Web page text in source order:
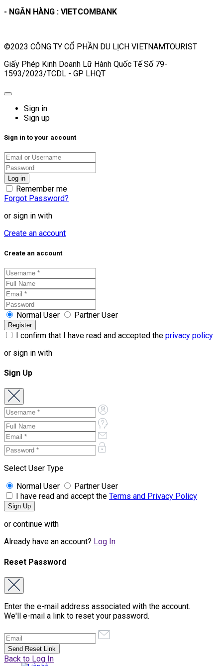
- NGÂN HÀNG : VIETCOMBANK
©2023 CÔNG TY CỔ PHẦN DU LỊCH VIETNAMTOURIST
Giấy Phép Kinh Doanh Lữ Hành Quốc Tế Số 79-
1593/2023/TCDL - GP LHQT
Sign in
Sign up
Sign in to your account
Remember me
Forgot Password?
or sign in with
Create an account
Create an account
Normal User Partner User
I confirm that I have read and accepted the privacy policy
or sign in with
Sign Up
Select User Type
Normal User
Partner User
I have read and accept the Terms and Privacy Policy
or continue with
Already have an account? Log In
Reset Password
Enter the e-mail address associated with the account.
We'll e-mail a link to reset your password.
Back to Log In